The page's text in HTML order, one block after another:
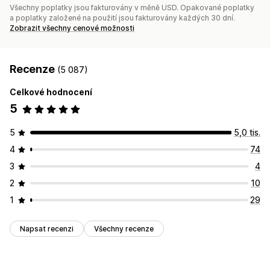
Všechny poplatky jsou fakturovány v měně USD. Opakované poplatky
a poplatky založené na použití jsou fakturovány každých 30 dní.
Zobrazit všechny cenové možnosti
Recenze (5 087)
Celkové hodnocení
5
5
5,0 tis.
4
74
3
4
2
10
1
29
Napsat recenzi Všechny recenze